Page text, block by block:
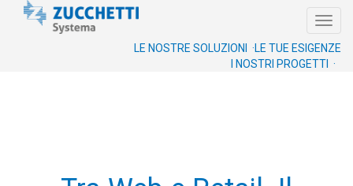
LE TUE ESIGENZE
LE NOSTRE SOLUZIONI ·
I NOSTRI PROGETTI ·